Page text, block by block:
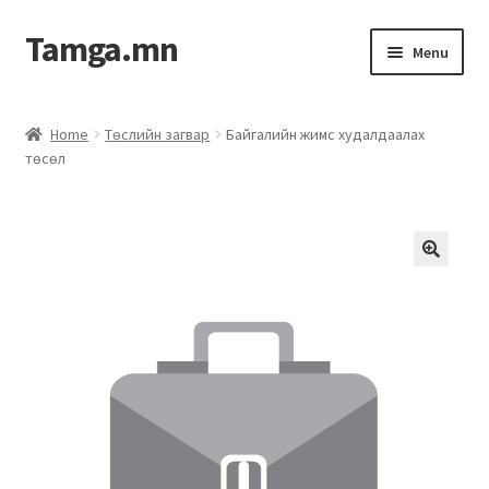
Tamga.mn Menu
ХАБЭА-н багц
Компанийн удирдлагын бичиг баримт
Home Төслийн загвар
Байгалийн жимс худалдаалах
төсөл